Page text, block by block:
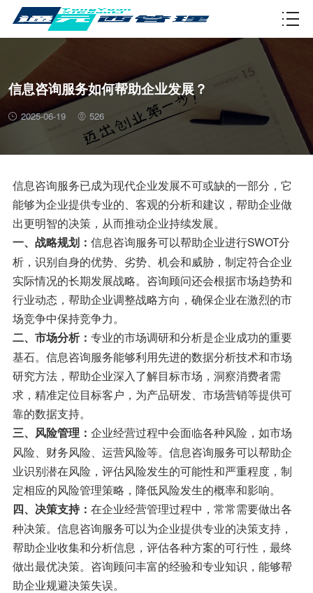
资质许可
信息咨询服务如何帮助企业发展？
2025-06-19 526
信息咨询服务已成为现代企业发展不可或缺的一部分，它
能够为企业提供专业的、客观的分析和建议，帮助企业做
出更明智的决策，从而推动企业持续发展。
一、战略规划： 信息咨询服务可以帮助企业进行SWOT分
析，识别自身的优势、劣势、机会和威胁，制定符合企业
实际情况的长期发展战略。咨询顾问还会根据市场趋势和
行业动态，帮助企业调整战略方向，确保企业在激烈的市
场竞争中保持竞争力。
二、市场分析： 专业的市场调研和分析是企业成功的重要
基石。信息咨询服务能够利用先进的数据分析技术和市场
研究方法，帮助企业深入了解目标市场，洞察消费者需
求，精准定位目标客户，为产品研发、市场营销等提供可
靠的数据支持。
三、风险管理： 企业经营过程中会面临各种风险，如市场
风险、财务风险、运营风险等。信息咨询服务可以帮助企
业识别潜在风险，评估风险发生的可能性和严重程度，制
定相应的风险管理策略，降低风险发生的概率和影响。
四、决策支持： 在企业经营管理过程中，常常需要做出各
种决策。信息咨询服务可以为企业提供专业的决策支持，
帮助企业收集和分析信息，评估各种方案的可行性，最终
做出最优决策。咨询顾问丰富的经验和专业知识，能够帮
助企业规避决策失误。